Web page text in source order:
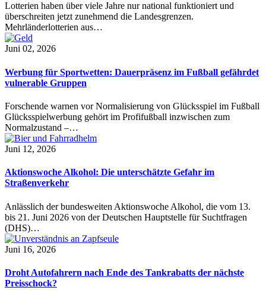
Lotterien haben über viele Jahre nur national funktioniert und
überschreiten jetzt zunehmend die Landesgrenzen.
Mehrländerlotterien aus…
Juni 02, 2026
Werbung für Sportwetten: Dauerpräsenz im Fußball gefährdet
vulnerable Gruppen
Forschende warnen vor Normalisierung von Glücksspiel im Fußball
Glücksspielwerbung gehört im Profifußball inzwischen zum
Normalzustand –…
Juni 12, 2026
Aktionswoche Alkohol: Die unterschätzte Gefahr im
Straßenverkehr
Anlässlich der bundesweiten Aktionswoche Alkohol, die vom 13.
bis 21. Juni 2026 von der Deutschen Hauptstelle für Suchtfragen
(DHS)…
Juni 16, 2026
Droht Autofahrern nach Ende des Tankrabatts der nächste
Preisschock?